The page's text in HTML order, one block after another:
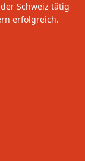
Schweiz tätig
erfolgreich.